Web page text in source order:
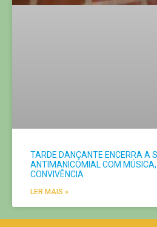
TARDE DANÇANTE ENCERRA A
ANTIMANICOMIAL COM MÚSICA,
CONVIVÊNCIA
LER MAIS »